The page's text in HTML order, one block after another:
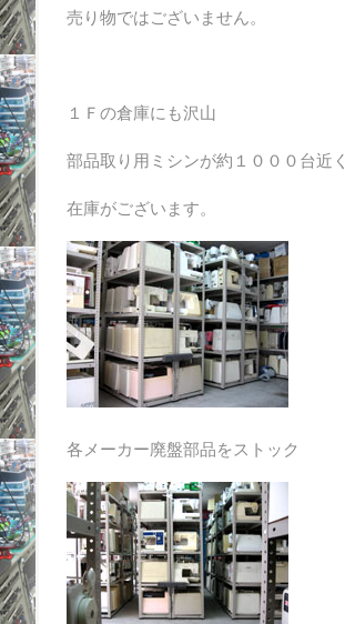
売り物ではございません。
１Ｆの倉庫にも沢山
部品取り用ミシンが約１０００台近く
在庫がございます。
各メーカー廃盤部品をストック